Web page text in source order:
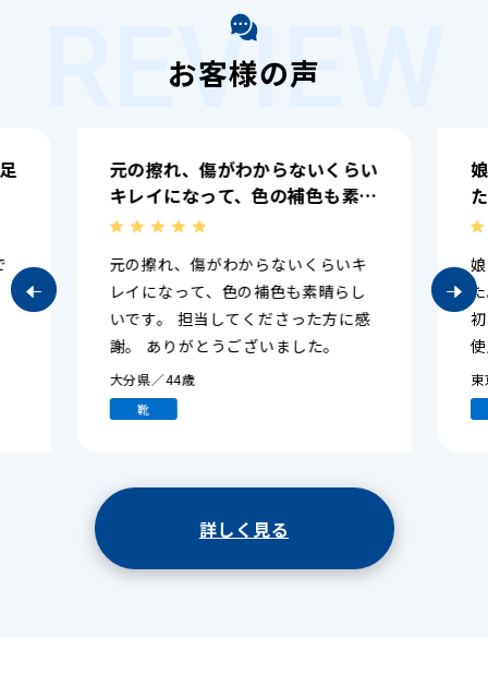
REVIEW
お客様の声
いくらい
くらいキ
晴らし
た方に感
娘に紹介されて初めて利用しまし
た。 簡単に利用できて驚きまし
た。 初めてなので、冬になって
んが 今のところは満足していま
す。 ありがとうございました。
娘に紹介されて初めて利用しまし
た。 簡単に利用できて驚きました。
初めてなので、冬になっての布団の
使用感はまだわかりませんが 今のと
ころは満足しています。 ありがとう
東京都／75歳
詳しく見る